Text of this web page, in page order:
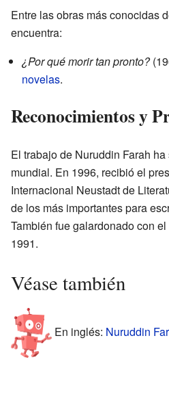
Entre las obras más conocidas
encuentra:
¿Por qué morir tan pronto?
novelas.
Reconocimientos y
El trabajo de Nuruddin Farah
mundial. En 1996, recibió el
Internacional Neustadt de
de los más importantes para
También fue galardonado con
1991.
Véase también
En inglés: Nuruddin